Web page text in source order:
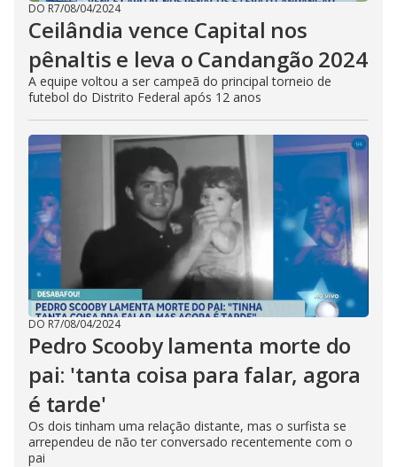
DO R7/08/04/2024
Ceilândia vence Capital nos
pênaltis e leva o Candangão 2024
A equipe voltou a ser campeã do principal torneio de
futebol do Distrito Federal após 12 anos
DO R7/08/04/2024
Pedro Scooby lamenta morte do
pai: 'tanta coisa para falar, agora
é tarde'
Os dois tinham uma relação distante, mas o surfista se
arrependeu de não ter conversado recentemente com o
pai